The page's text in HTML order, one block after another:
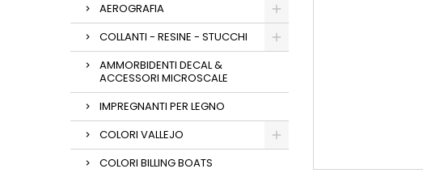
AEROGRAFIA
COLLANTI - RESINE - STUCCHI
AMMORBIDENTI DECAL &
ACCESSORI MICROSCALE
IMPREGNANTI PER LEGNO
COLORI VALLEJO
COLORI BILLING BOATS